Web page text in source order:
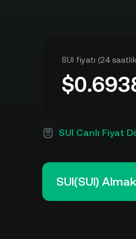
SUI fiyatı (24
$
SUI Canlı Fiyat
SUI(SUI)